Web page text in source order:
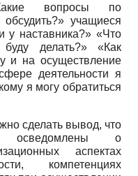
вопросы по
учащиеся
у наставника?» «Что
делать?» «Как
и на осуществление
деятельности я
я могу обратиться
сделать вывод, что
осведомлены о
аспектах
компетенциях